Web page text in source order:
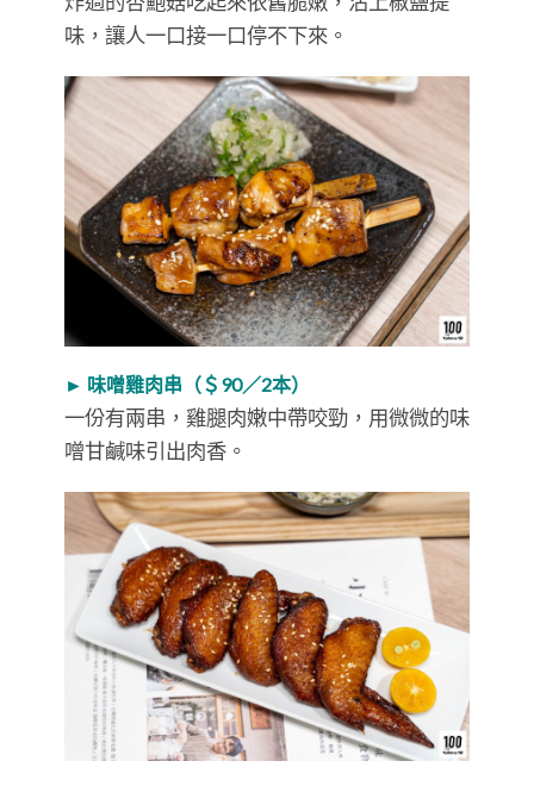
味，讓人一口接一口停不下來。
► 味噌雞肉串（＄90／2本）
一份有兩串，雞腿肉嫩中帶咬勁，用微微的味
噌甘鹹味引出肉香。